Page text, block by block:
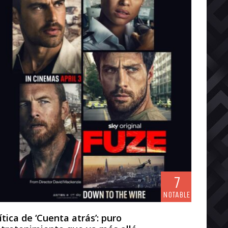
7
NOTABLE
de ‘Cuenta atrás’: puro